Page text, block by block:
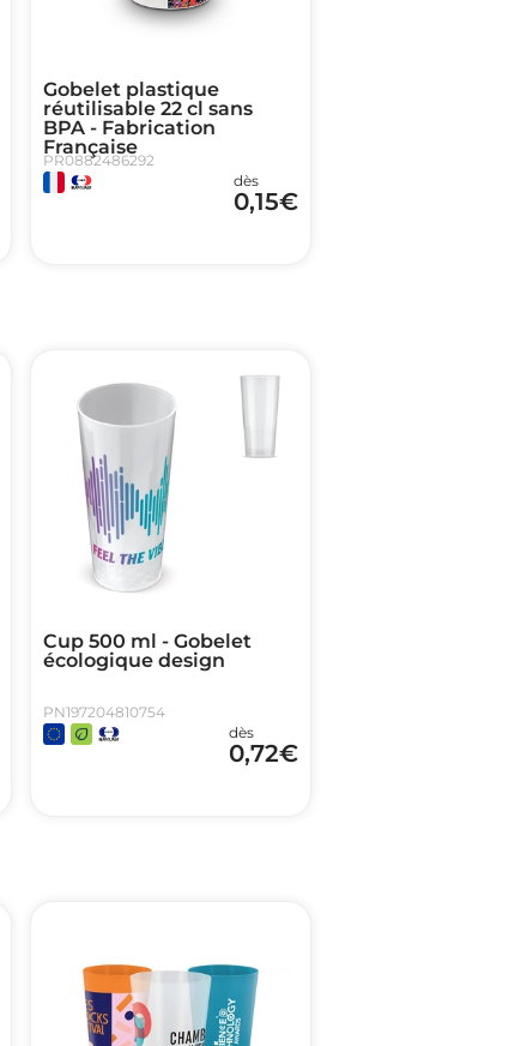
Gobelet plastique
réutilisable 22 cl sans
BPA - Fabrication
Française
PR0882486292
dès
0,15€
Cup 500 ml - Gobelet
écologique design
PN197204810754
dès
0,72€